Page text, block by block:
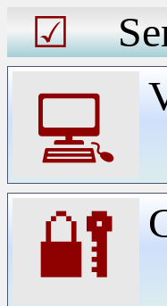
☑
💻
🔐